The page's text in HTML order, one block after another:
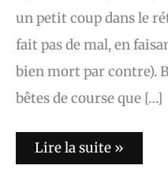
un petit coup dans le
fait pas de mal, en
bien mort par contre).
bêtes de course que […]
Lire la suite »